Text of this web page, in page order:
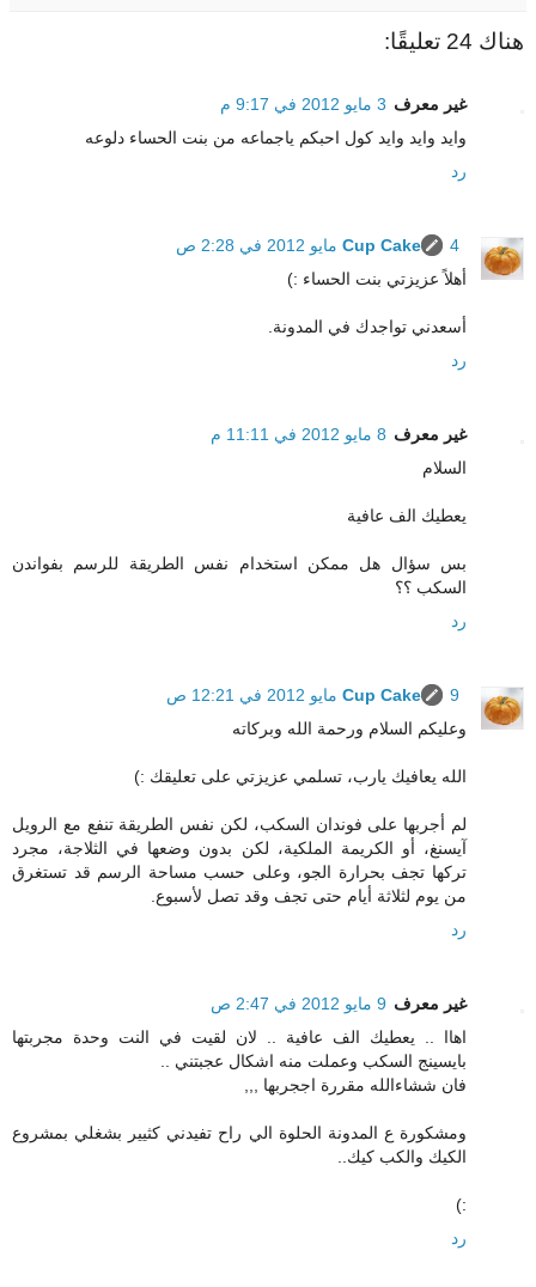
هناك 24 تعليقًا:
غير معرف 3 مايو 2012 في 9:17 م
وايد وايد وايد كول احبكم ياجماعه من بنت الحساء دلوعه
رد
Cup Cake
4 مايو 2012 في 2:28 ص
أهلاً عزيزتي بنت الحساء :)
أسعدني تواجدك في المدونة.
رد
غير معرف 8 مايو 2012 في 11:11 م
السلام
يعطيك الف عافية
بس سؤال هل ممكن استخدام نفس الطريقة للرسم بفواندن
السكب ؟؟
رد
Cup Cake
9 مايو 2012 في 12:21 ص
وعليكم السلام ورحمة الله وبركاته
الله يعافيك يارب، تسلمي عزيزتي على تعليقك :)
لم أجربها على فوندان السكب، لكن نفس الطريقة تنفع مع الرويل
آيسنغ، أو الكريمة الملكية، لكن بدون وضعها في الثلاجة، مجرد
تركها تجف بحرارة الجو، وعلى حسب مساحة الرسم قد تستغرق
من يوم لثلاثة أيام حتى تجف وقد تصل لأسبوع.
رد
غير معرف 9 مايو 2012 في 2:47 ص
اهاا .. يعطيك الف عافية .. لان لقيت في النت وحدة مجربتها
بايسينج السكب وعملت منه اشكال عجبتني ..
فان ششاءالله مقررة اججربها ,,,
ومشكورة ع المدونة الحلوة الي راح تفيدني كثيير بشغلي بمشروع
الكيك والكب كيك..
:)
رد